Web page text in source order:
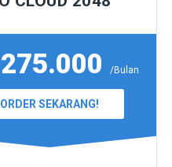
/Bulan
ORDER SEKARANG!